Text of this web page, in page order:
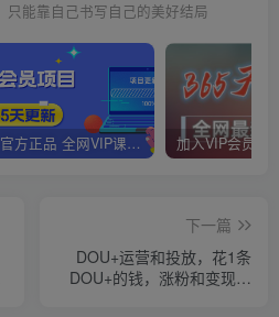
只能靠自己书写自己的美好结局
官方正品 全网VIP课程 无损下载~
下一篇
DOU+运营和投放，花1条
DOU+的钱，涨粉和变现，